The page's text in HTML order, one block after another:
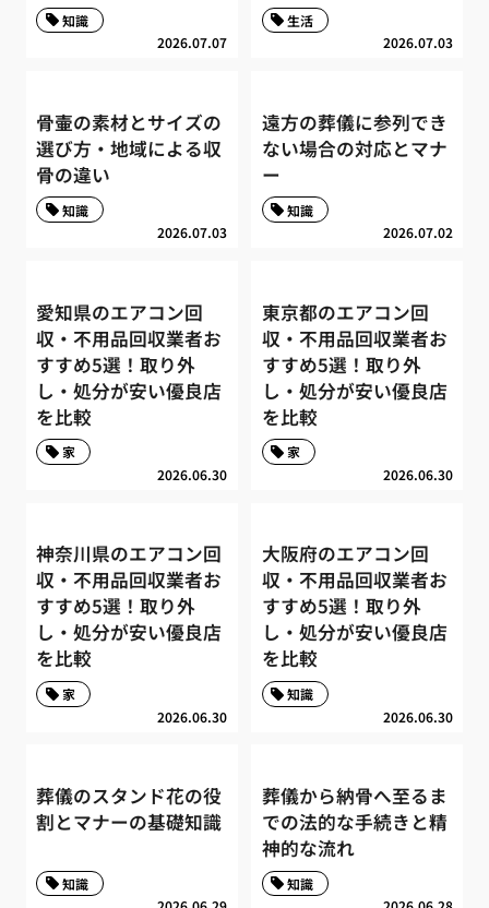
2026.07.07
知識
2026.07.03
生活
骨壷の素材とサイズの
選び方・地域による収
骨の違い
2026.07.03
知識
遠方の葬儀に参列でき
ない場合の対応とマナ
ー
2026.07.02
知識
愛知県のエアコン回
収・不用品回収業者お
すすめ5選！取り外
し・処分が安い優良店
を比較
2026.06.30
家
東京都のエアコン回
収・不用品回収業者お
すすめ5選！取り外
し・処分が安い優良店
を比較
2026.06.30
家
神奈川県のエアコン回
収・不用品回収業者お
すすめ5選！取り外
し・処分が安い優良店
を比較
2026.06.30
家
大阪府のエアコン回
収・不用品回収業者お
すすめ5選！取り外
し・処分が安い優良店
を比較
2026.06.30
知識
葬儀のスタンド花の役
割とマナーの基礎知識
知識
葬儀から納骨へ至るま
での法的な手続きと精
神的な流れ
知識